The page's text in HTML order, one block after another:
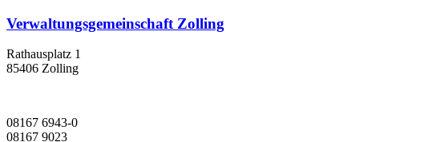
Verwaltungsgemeinschaft Zolling
Rathausplatz 1
85406 Zolling
08167 6943-0
08167 9023